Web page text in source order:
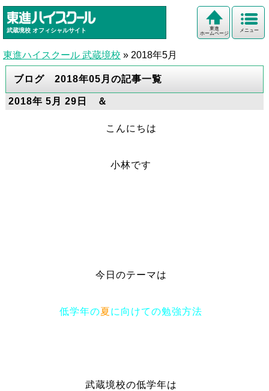
武蔵境校 オフィシャルサイト メニュー
東進
ホームページ
東進ハイスクール 武蔵境校 » 2018年5月
ブログ 2018年05月の記事一覧
2018年 5月 29日 ＆
こんにちは
小林です
今日のテーマは
低学年の夏に向けての勉強方法
武蔵境校の低学年は